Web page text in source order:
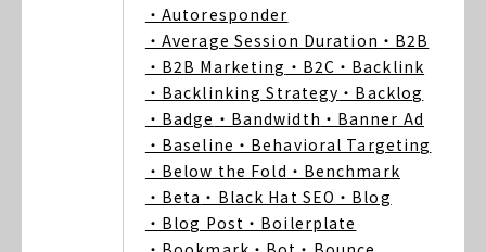
・Autoresponder
・Average Session Duration ・B2B
・B2B Marketing ・B2C ・Backlink
・Backlinking Strategy ・Backlog
・Badge ・Bandwidth ・Banner Ad
・Baseline ・Behavioral Targeting
・Below the Fold ・Benchmark
・Beta ・Black Hat SEO ・Blog
・Blog Post ・Boilerplate